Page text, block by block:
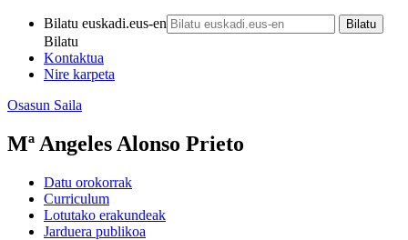
Bilatu euskadi.eus-en
Bilatu
Kontaktua
Nire karpeta
Osasun Saila
Mª Angeles Alonso Prieto
Datu orokorrak
Curriculum
Lotutako erakundeak
Jarduera publikoa